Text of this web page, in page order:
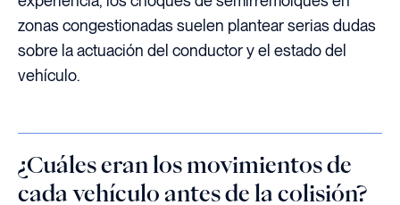
zonas congestionadas suelen plantear serias dudas
sobre la actuación del conductor y el estado del
vehículo.
¿Cuáles eran los movimientos de
cada vehículo antes de la colisión?